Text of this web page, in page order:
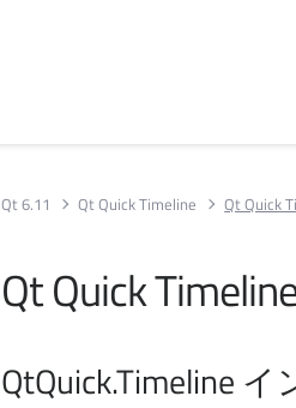
Qt 6.11 Qt Quick Timeline Qt Quick
Qt Quick
QtQuick.Timeline イ